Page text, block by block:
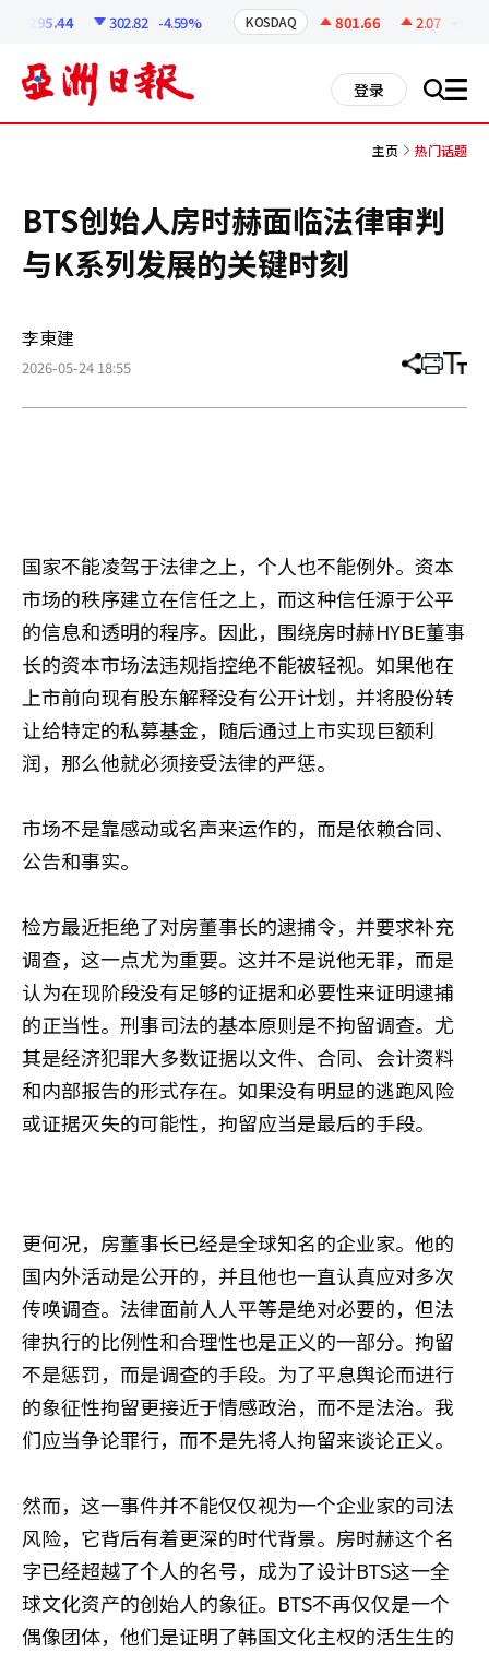
6295.44 302.82 -4.59% KOSDAQ 801.66 2.07 +0.26%
登录 搜 all
主页 热门话题
BTS创始人房时赫面临法律审判
与K系列发展的关键时刻
李東建
2026-05-24 18:55 分
章
打 调
小
国家不能凌驾于法律之上，个人也不能例外。资本
市场的秩序建立在信任之上，而这种信任源于公平
的信息和透明的程序。因此，围绕房时赫HYBE董事
长的资本市场法违规指控绝不能被轻视。如果他在
上市前向现有股东解释没有公开计划，并将股份转
让给特定的私募基金，随后通过上市实现巨额利
润，那么他就必须接受法律的严惩。
市场不是靠感动或名声来运作的，而是依赖合同、
公告和事实。
检方最近拒绝了对房董事长的逮捕令，并要求补充
调查，这一点尤为重要。这并不是说他无罪，而是
认为在现阶段没有足够的证据和必要性来证明逮捕
的正当性。刑事司法的基本原则是不拘留调查。尤
其是经济犯罪大多数证据以文件、合同、会计资料
和内部报告的形式存在。如果没有明显的逃跑风险
或证据灭失的可能性，拘留应当是最后的手段。
更何况，房董事长已经是全球知名的企业家。他的
国内外活动是公开的，并且他也一直认真应对多次
传唤调查。法律面前人人平等是绝对必要的，但法
律执行的比例性和合理性也是正义的一部分。拘留
不是惩罚，而是调查的手段。为了平息舆论而进行
的象征性拘留更接近于情感政治，而不是法治。我
们应当争论罪行，而不是先将人拘留来谈论正义。
然而，这一事件并不能仅仅视为一个企业家的司法
风险，它背后有着更深的时代背景。房时赫这个名
字已经超越了个人的名号，成为了设计BTS这一全
球文化资产的创始人的象征。BTS不再仅仅是一个
偶像团体，他们是证明了韩国文化主权的活生生的